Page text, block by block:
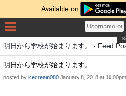
Available on
明日から学校が始まります。 - Feed
明日から学校が始まります。
posted by icecream080 January 8, 2018 at 10:00pm